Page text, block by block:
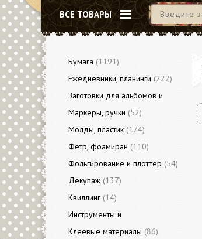
ВСЕ ТОВАРЫ
Бумага (1191)
Ежедневники, планинги (222)
Заготовки для альбомов и
блокнотов(79)
Маркеры, ручки (52)
Молды, пластик (174)
Фетр, фоамиран (110)
Фольгирование и плоттер (54)
Декупаж (137)
Квиллинг (14)
Инструменты и
приспособления(3313)
Клеевые материалы (86)